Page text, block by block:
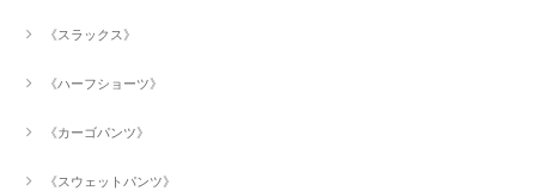
《スラックス》
《ハーフショーツ》
《カーゴパンツ》
《スウェットパンツ》